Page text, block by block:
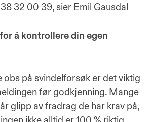
32 00 39, sier Emil Gausdal
å kontrollere din egen
på svindelforsøk er det viktig
før godkjenning. Mange
glipp av fradrag de har krav på,